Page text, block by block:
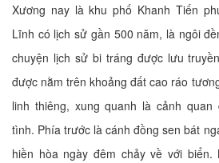
Xương nay là khu phố Khanh Tiến
Lĩnh có lịch sử gần 500 năm, là ngôi
chuyện lịch sử bi tráng được lưu
được nằm trên khoảng đất cao ráo
linh thiêng, xung quanh là cảnh
tình. Phía trước là cánh đồng sen bát
hiền hòa ngày đêm chảy về với